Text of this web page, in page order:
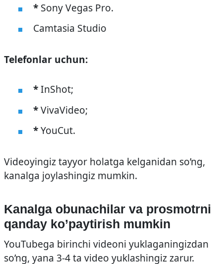
* Sony Vegas Pro.
Camtasia Studio
Telefonlar uchun:
*InShot;
*VivaVideo;
*YouCut.
Videoyingiz tayyor holatga kelganidan so’ng,
kanalga joylashingiz mumkin.
Kanalga obunachilar va prosmotrni
qanday ko’paytirish mumkin
YouTubega birinchi videoni yuklaganingizdan
so’ng, yana 3-4 ta video yuklashingiz zarur.